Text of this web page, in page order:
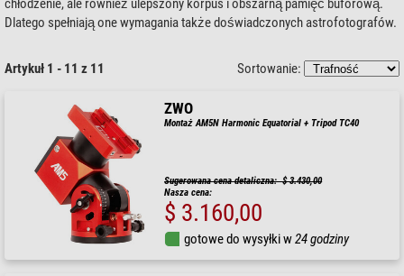
chłodzenie, ale również ulepszony korpus i obszarną pamięć buforową.
Dlatego spełniają one wymagania także doświadczonych astrofotografów.
Artykuł 1 - 11 z 11 Sortowanie:
ZWO
Montaż AM5N Harmonic Equatorial + Tripod TC40
Sugerowana cena detaliczna: $ 3.430,00
Nasza cena:
$ 3.160,00
gotowe do wysyłki w24 godziny